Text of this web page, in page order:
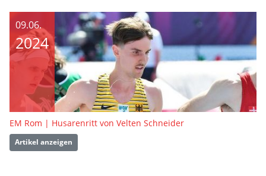
09.06.
2024
EM Rom | Husarenritt von Velten Schneider
Artikel anzeigen